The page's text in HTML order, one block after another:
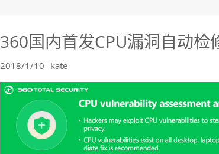
360国内首发CPU漏洞自动检
2018/1/10 kate